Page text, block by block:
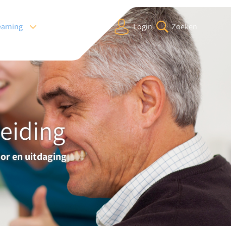
Login Zoeken
en uitdaging